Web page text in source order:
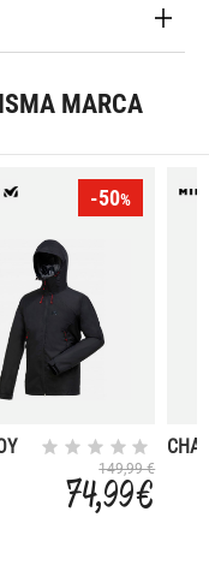
MARCA
-50%
149,99 €
74,99 €